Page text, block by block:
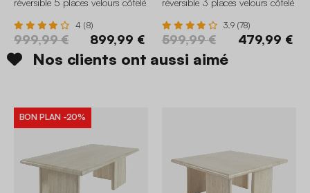
réversible 5 places velours côtelé
4 (8)
999,99 € 899,99 €
réversible 3 places velours côtelé
3.9 (78)
599,99 € 479,99 €
Nos clients ont aussi aimé
BON PLAN -20%